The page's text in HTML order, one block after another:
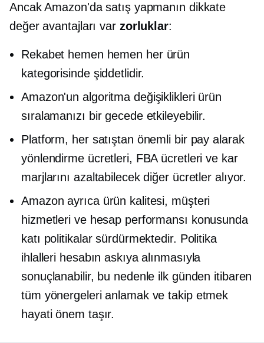
Ancak Amazon'da satış yapmanın dikkate
değer avantajları var zorluklar:
Rekabet hemen hemen her ürün
kategorisinde şiddetlidir.
Amazon'un algoritma değişiklikleri ürün
sıralamanızı bir gecede etkileyebilir.
Platform, her satıştan önemli bir pay alarak
yönlendirme ücretleri, FBA ücretleri ve kar
marjlarını azaltabilecek diğer ücretler alıyor.
Amazon ayrıca ürün kalitesi, müşteri
hizmetleri ve hesap performansı konusunda
katı politikalar sürdürmektedir. Politika
ihlalleri hesabın askıya alınmasıyla
sonuçlanabilir, bu nedenle ilk günden itibaren
tüm yönergeleri anlamak ve takip etmek
hayati önem taşır.